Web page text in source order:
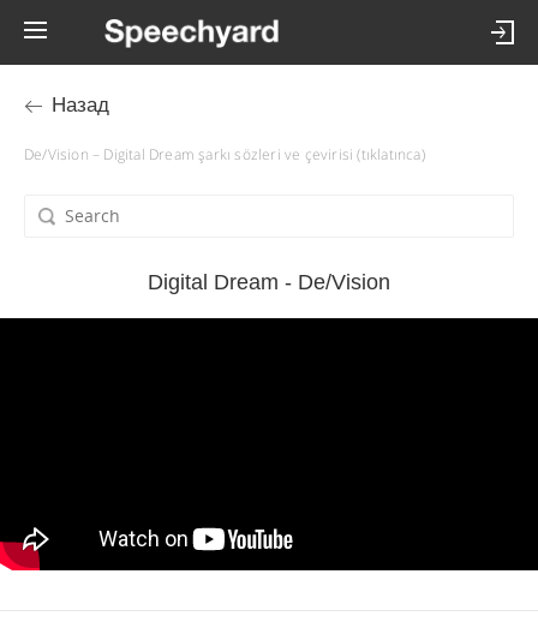
Назад
De/Vision – Digital Dream şarkı sözleri ve çevirisi (tıklatınca)
Digital Dream - De/Vision